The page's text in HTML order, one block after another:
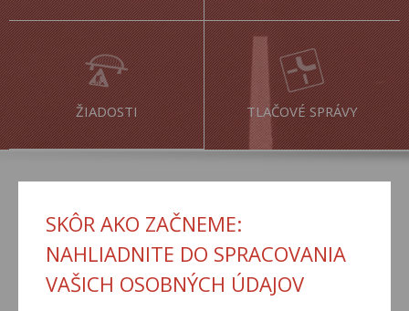
SKÔR AKO ZAČNEME:
NAHLIADNITE DO SPRACOVANIA
VAŠICH OSOBNÝCH ÚDAJOV
ŽIADOSTI TLAČOVÉ SPRÁVY
AKTUÁLNE